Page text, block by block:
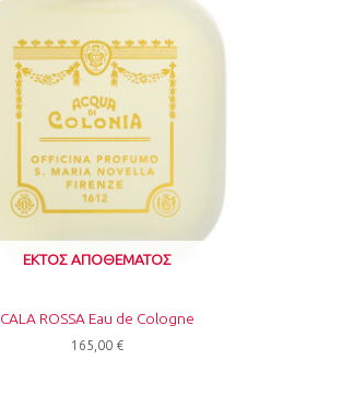
ΕΚΤΌΣ ΑΠΟΘΈΜΑΤΟΣ
CALA ROSSA Eau de Cologne
165,00 €